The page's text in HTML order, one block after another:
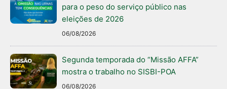
para o peso do serviço público nas
eleições de 2026
06/08/2026
Segunda temporada do “Missão AFFA”
mostra o trabalho no SISBI-POA
06/08/2026